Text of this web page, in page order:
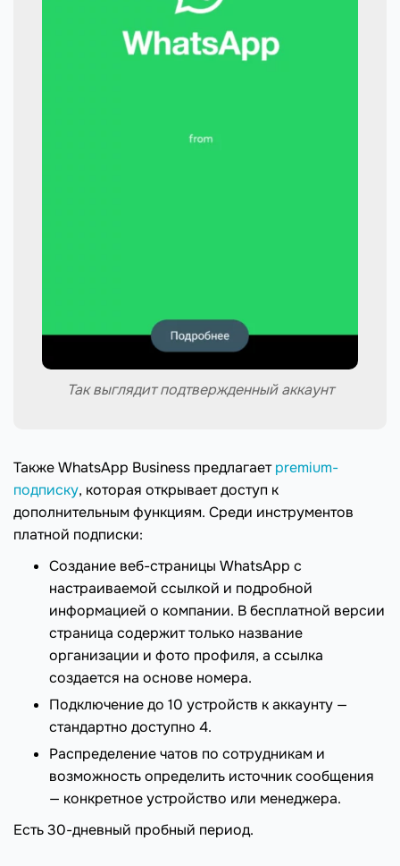
Так выглядит подтвержденный аккаунт
Также WhatsApp Business предлагаетpremium-
подписку, которая открывает доступ к
дополнительным функциям. Среди инструментов
платной подписки:
Создание веб-страницы WhatsApp с
настраиваемой ссылкой и подробной
информацией о компании. В бесплатной версии
страница содержит только название
организации и фото профиля, а ссылка
создается на основе номера.
Подключение до 10 устройств к аккаунту —
стандартно доступно 4.
Распределение чатов по сотрудникам и
возможность определить источник сообщения
— конкретное устройство или менеджера.
Есть 30-дневный пробный период.